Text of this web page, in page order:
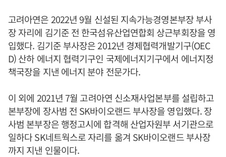
고려아연은 2022년 9월 신설된 지속가능경영본부장 부사
장 자리에 김기준 전 한국섬유산업연합회 상근부회장을 영
입했다. 김기준 부사장은 2012년 경제협력개발기구(OEC
D) 산하 에너지 협력기구인 국제에너지기구에서 에너지정
책국장을 지낸 에너지 분야 전문가다.
이 외에 2021년 7월 고려아연 신소재사업본부를 설립하고
본부장에 장사범 전 SK바이오랜드 부사장을 영입했다. 장
사범 본부장은 행정고시에 합격해 산업자원부 서기관으로
일하다 SK네트웍스로 자리를 옮겨 SK바이오랜드 부사장
까지 지낸 인물이다.